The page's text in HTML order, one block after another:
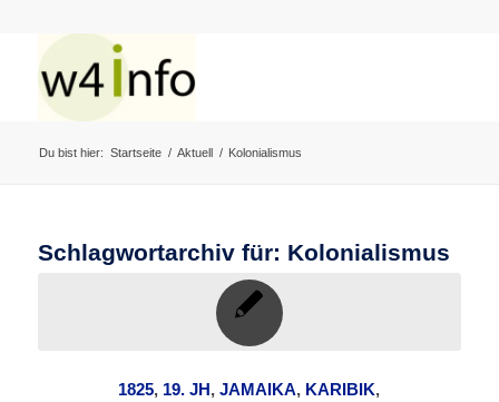
Du bist hier: Startseite / Aktuell / Kolonialismus
Schlagwortarchiv für: Kolonialismus
1825, 19. JH,JAMAIKA, KARIBIK,